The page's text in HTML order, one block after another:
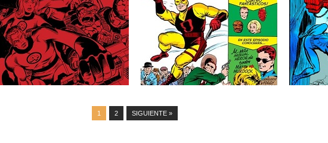
RESEÑAS: LOS CUATRO
FANTÁSTICOS:
OMNIGOLD 10:
«ALCANZAR LAS
ESTRELLAS» (1979-1981)
En el anterior tomo recopilatorio
correspondiente a la colección clásica
de...
▶
RESEÑAS: BIBLIOTECA
MARVEL 18: DAREDEVIL 1
(1964-1965)
Aviso de posibles spoilers si nunca has
leído estos cómics. La...
▶
(1978-
Vamos
dedicados
1 2 SIGUIENTE »